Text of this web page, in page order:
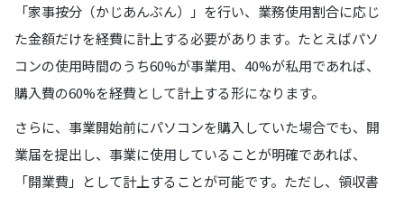
「家事按分（かじあんぶん）」を行い、業務使用割合に応じ
た金額だけを経費に計上する必要があります。たとえばパソ
コンの使用時間のうち60%が事業用、40%が私用であれば、
購入費の60%を経費として計上する形になります。
さらに、事業開始前にパソコンを購入していた場合でも、開
業届を提出し、事業に使用していることが明確であれば、
「開業費」として計上することが可能です。ただし、領収書